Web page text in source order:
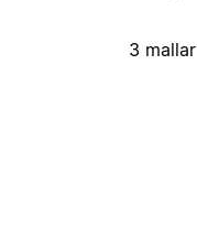
3 mallar